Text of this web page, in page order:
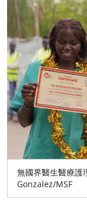
無國界醫生醫療
Gonzalez/MSF